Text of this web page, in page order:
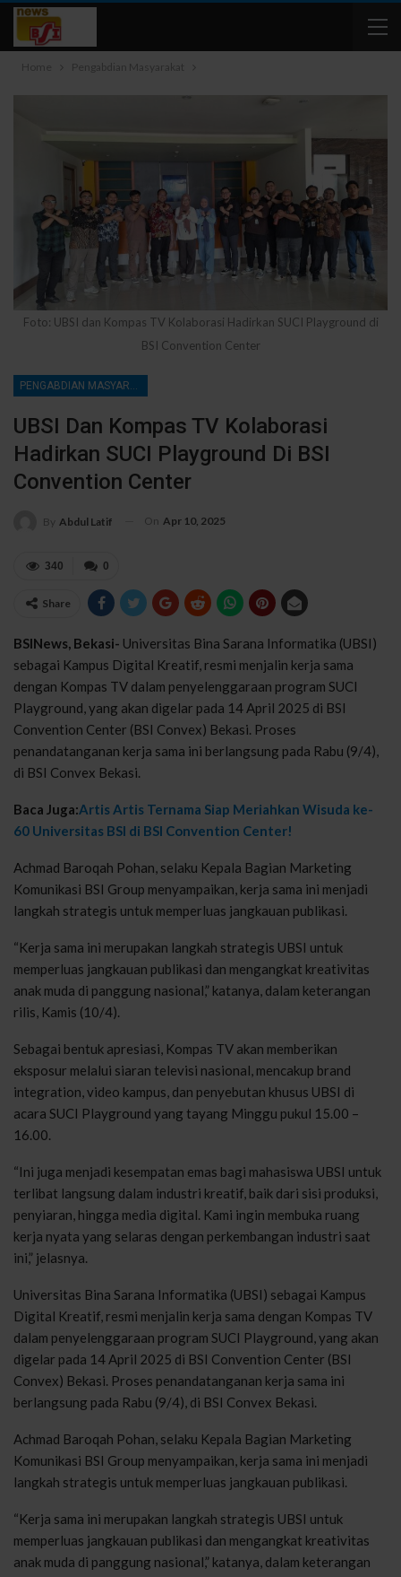
Home Pengabdian Masyarakat
Foto: UBSI dan Kompas TV Kolaborasi Hadirkan SUCI Playground di
BSI Convention Center
UBSI Dan Kompas TV Kolaborasi
Hadirkan SUCI Playground Di BSI
Convention Center
By Abdul Latif On Apr 10, 2025
0
340
Share
BSINews, Bekasi- Universitas Bina Sarana Informatika (UBSI)
sebagai Kampus Digital Kreatif, resmi menjalin kerja sama
dengan Kompas TV dalam penyelenggaraan program SUCI
Playground, yang akan digelar pada 14 April 2025 di BSI
Convention Center (BSI Convex) Bekasi. Proses
penandatanganan kerja sama ini berlangsung pada Rabu (9/4),
di BSI Convex Bekasi.
Baca Juga:Artis Artis Ternama Siap Meriahkan Wisuda ke-
60 Universitas BSI di BSI Convention Center!
Achmad Baroqah Pohan, selaku Kepala Bagian Marketing
Komunikasi BSI Group menyampaikan, kerja sama ini menjadi
langkah strategis untuk memperluas jangkauan publikasi.
“Kerja sama ini merupakan langkah strategis UBSI untuk
memperluas jangkauan publikasi dan mengangkat kreativitas
anak muda di panggung nasional,” katanya, dalam keterangan
rilis, Kamis (10/4).
Sebagai bentuk apresiasi, Kompas TV akan memberikan
eksposur melalui siaran televisi nasional, mencakup brand
integration, video kampus, dan penyebutan khusus UBSI di
acara SUCI Playground yang tayang Minggu pukul 15.00 –
16.00.
“Ini juga menjadi kesempatan emas bagi mahasiswa UBSI untuk
terlibat langsung dalam industri kreatif, baik dari sisi produksi,
penyiaran, hingga media digital. Kami ingin membuka ruang
kerja nyata yang selaras dengan perkembangan industri saat
ini,” jelasnya.
Universitas Bina Sarana Informatika (UBSI) sebagai Kampus
Digital Kreatif, resmi menjalin kerja sama dengan Kompas TV
dalam penyelenggaraan program SUCI Playground, yang akan
digelar pada 14 April 2025 di BSI Convention Center (BSI
Convex) Bekasi. Proses penandatanganan kerja sama ini
berlangsung pada Rabu (9/4), di BSI Convex Bekasi.
Achmad Baroqah Pohan, selaku Kepala Bagian Marketing
Komunikasi BSI Group menyampaikan, kerja sama ini menjadi
langkah strategis untuk memperluas jangkauan publikasi.
“Kerja sama ini merupakan langkah strategis UBSI untuk
memperluas jangkauan publikasi dan mengangkat kreativitas
anak muda di panggung nasional,” katanya, dalam keterangan